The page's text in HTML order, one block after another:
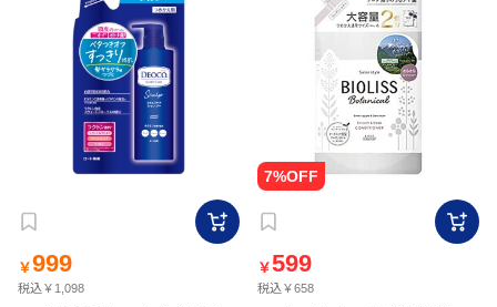
￥999
税込￥1,098
￥599
税込￥658